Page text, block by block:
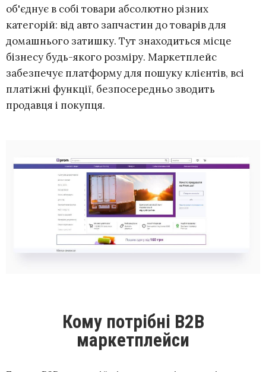
об'єднує в собі товари абсолютно різних
категорій: від авто запчастин до товарів для
домашнього затишку. Тут знаходиться місце
бізнесу будь-якого розміру. Маркетплейс
забезпечує платформу для пошуку клієнтів, всі
платіжні функції, безпосередньо зводить
продавця і покупця.
Кому потрібні B2B
маркетплейси